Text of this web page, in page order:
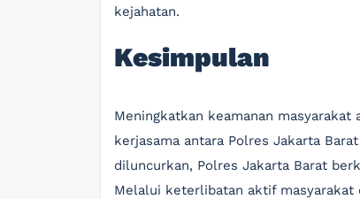
kejahatan.
Kesimpulan
Meningkatkan keamanan masyarakat
kerjasama antara Polres Jakarta
diluncurkan, Polres Jakarta Barat
Melalui keterlibatan aktif masyarakat